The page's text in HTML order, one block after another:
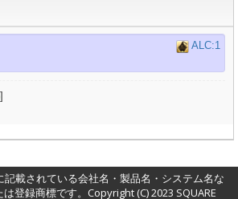
ALC:1
]
記載されている会社名・製品名・システム名な
登録商標です。Copyright (C) 2023 SQUARE